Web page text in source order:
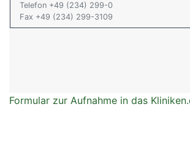
Telefon +49 (234) 299-0
Fax +49 (234) 299-3109
Formular zur Aufnahme in das